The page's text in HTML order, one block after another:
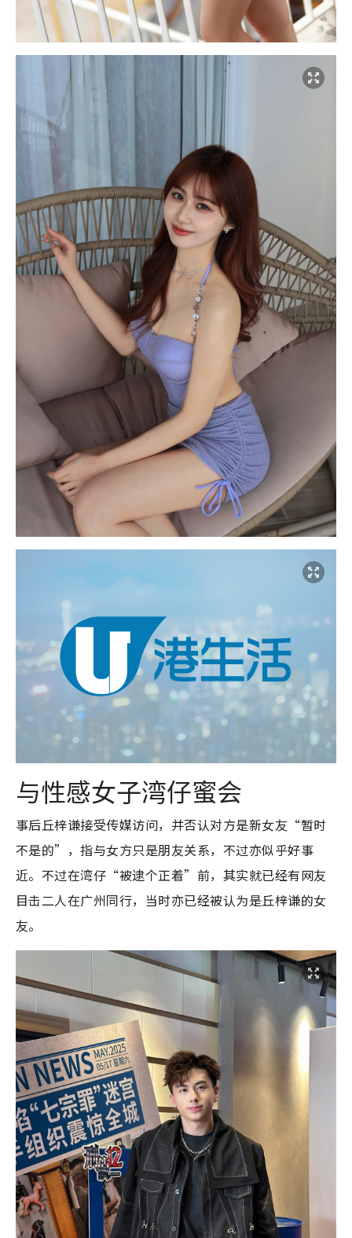
与性感女子湾仔蜜会
事后丘梓谦接受传媒访问，并否认对方是新女友 “暂时
不是的”，指与女方只是朋友关系，不过亦似乎好事
近。不过在湾仔“被逮个正着”前，其实就已经有网友
目击二人在广州同行，当时亦已经被认为是丘梓谦的女
友。